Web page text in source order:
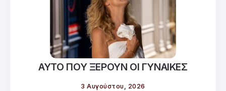
ΑΥΤΟ ΠΟΥ ΞΕΡΟΥΝ ΟΙ ΓΥΝΑΙΚΕΣ
3 Αυγούστου, 2026